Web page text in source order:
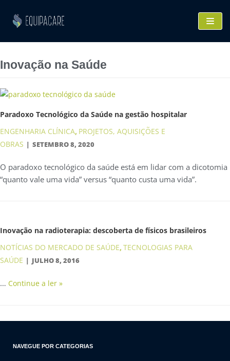
para
Inovação na Saúde
Paradoxo Tecnológico da Saúde na gestão hospitalar
ENGENHARIA CLÍNICA, PROJETOS, AQUISIÇÕES E
OBRAS
SETEMBRO 8, 2020
O paradoxo tecnológico da saúde está em lidar com a dicotomia
“quanto vale uma vida” versus “quanto custa uma vida”.
Inovação na radioterapia: descoberta de físicos brasileiros
NOTÍCIAS DO MERCADO DE SAÚDE, TECNOLOGIAS PARA
SAÚDE
JULHO 8, 2016
… Continue a ler »
NAVEGUE POR CATEGORIAS